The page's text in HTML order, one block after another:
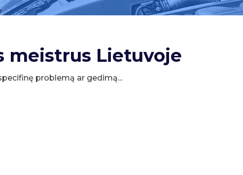
meistrus Lietuvoje
problemą ar gedimą...